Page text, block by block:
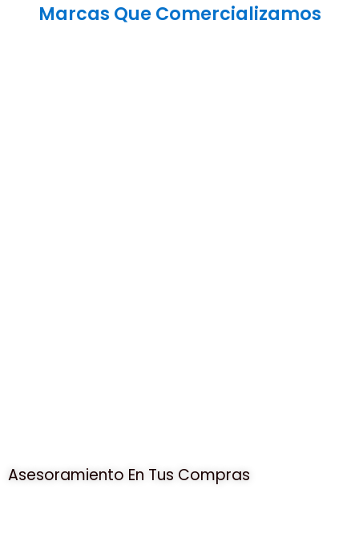
Marcas Que Comercializamos
Asesoramiento En Tus Compras